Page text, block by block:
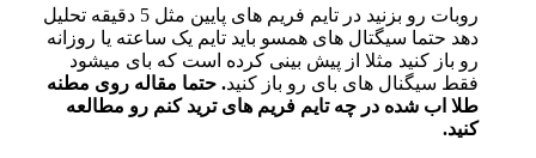
روبات رو بزنید در تایم فریم های پایین مثل 5 دقیقه تحلیل
دهد حتما سیگتال های همسو باید تایم یک ساعته یا روزانه
رو باز کنید مثلا از پیش بینی کرده است که بای میشود
فقط سیگنال های بای رو باز کنید. حتما مقاله روی مطنه
طلا اب شده در چه تایم فریم های ترید کنم رو مطالعه
کنید.